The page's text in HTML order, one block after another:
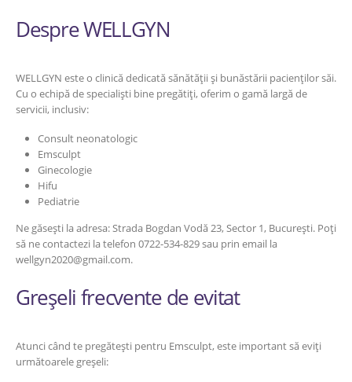
Despre WELLGYN
WELLGYN este o clinică dedicată sănătății și bunăstării pacienților săi.
Cu o echipă de specialiști bine pregătiți, oferim o gamă largă de
servicii, inclusiv:
Consult neonatologic
Emsculpt
Ginecologie
Hifu
Pediatrie
Ne găsești la adresa: Strada Bogdan Vodă 23, Sector 1, București. Poți
să ne contactezi la telefon 0722-534-829 sau prin email la
wellgyn2020@gmail.com.
Greșeli frecvente de evitat
Atunci când te pregătești pentru Emsculpt, este important să eviți
următoarele greșeli: